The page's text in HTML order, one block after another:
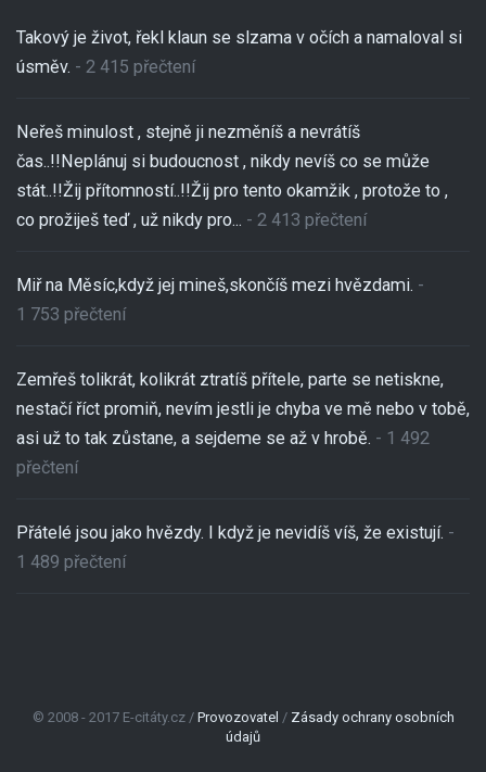
Takový je život, řekl klaun se slzama v očích a namaloval si
úsměv. - 2 415 přečtení
Neřeš minulost , stejně ji nezměníš a nevrátíš
čas..!!Neplánuj si budoucnost , nikdy nevíš co se může
stát..!!Žij přítomností..!!Žij pro tento okamžik , protože to ,
co prožiješ teď , už nikdy pro... - 2 413 přečtení
Miř na Měsíc,když jej mineš,skončíš mezi hvězdami. -
1 753 přečtení
Zemřeš tolikrát, kolikrát ztratíš přítele, parte se netiskne,
nestačí říct promiň, nevím jestli je chyba ve mě nebo v tobě,
asi už to tak zůstane, a sejdeme se až v hrobě. - 1 492
přečtení
Přátelé jsou jako hvězdy. I když je nevidíš víš, že existují. -
1 489 přečtení
© 2008 - 2017 E-citáty.cz / Provozovatel / Zásady ochrany osobních
údajů